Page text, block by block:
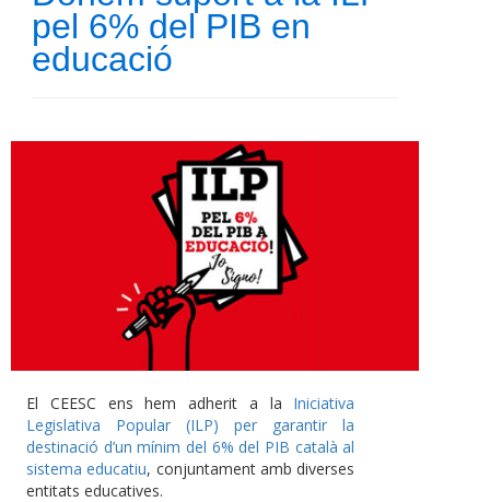
pel 6% del PIB en
educació
El CEESC ens hem adherit a la Iniciativa
Legislativa Popular (ILP) per garantir la
destinació d’un mínim del 6% del PIB català al
sistema educatiu, conjuntament amb diverses
entitats educatives.